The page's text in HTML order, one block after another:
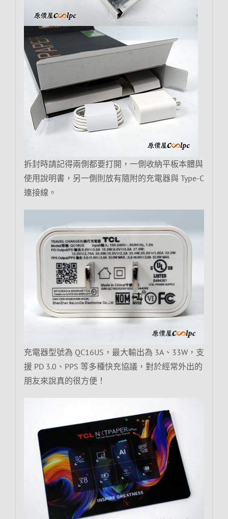
拆封時請記得兩側都要打開，一側收納平板本體與
使用說明書，另一側則放有隨附的充電器與 Type-C
連接線。
充電器型號為 QC16US，最大輸出為 3A、33W，支
援 PD 3.0、PPS 等多種快充協議，對於經常外出的
朋友來說真的很方便！